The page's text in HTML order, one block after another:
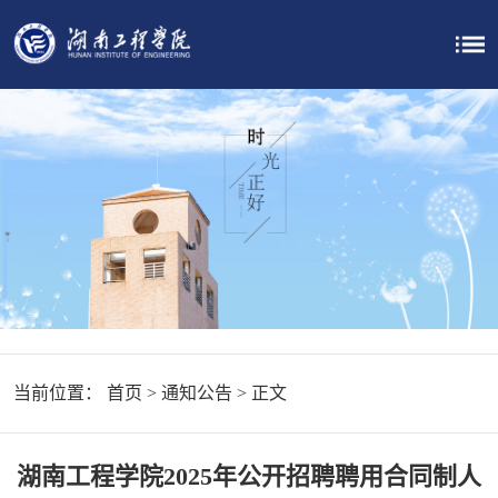
当前位置： 首页 > 通知公告 > 正文
湖南工程学院2025年公开招聘聘用合同制人